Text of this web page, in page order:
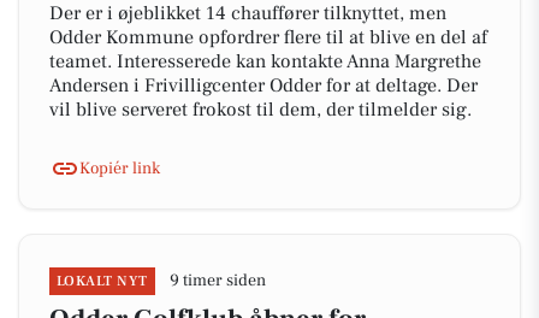
Der er i øjeblikket 14 chauffører tilknyttet, men
Odder Kommune opfordrer flere til at blive en del af
teamet. Interesserede kan kontakte Anna Margrethe
Andersen i Frivilligcenter Odder for at deltage. Der
vil blive serveret frokost til dem, der tilmelder sig.
Kopiér link
LOKALT NYT 9 timer siden